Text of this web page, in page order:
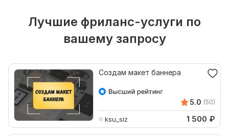
Лучшие фриланс-услуги по
вашему запросу
Создам макет баннера
5.0 (50)
ksu_siz 1 500 ₽